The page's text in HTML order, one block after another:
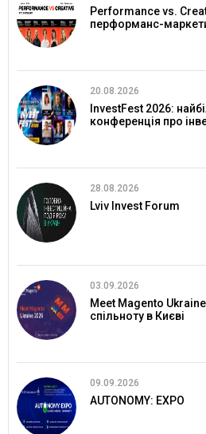
Performance vs.
перформанс-
20.08.2026
InvestFest 2026:
конференція про
28.08.2026
Lviv Invest Forum
03.09.2026
Meet Magento
спільноту в Києві
09.09.2026
AUTONOMY: EXPO